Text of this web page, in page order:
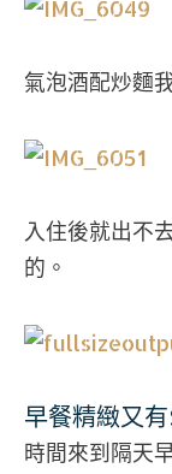
氣泡酒配炒麵
入住後就出不
的。
早餐精緻又
時間來到隔天